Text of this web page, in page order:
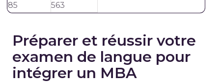
85
563
Préparer et réussir votre
examen de langue pour
intégrer un MBA